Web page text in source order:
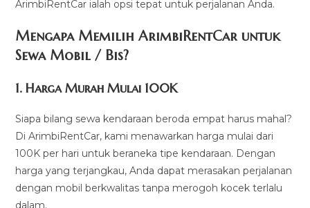
ArimbiRentCar ialah opsi tepat untuk perjalanan Anda.
Mengapa Memilih ArimbiRentCar untuk
Sewa Mobil / Bis?
1.Harga Murah Mulai 100K
Siapa bilang sewa kendaraan beroda empat harus mahal?
Di ArimbiRentCar, kami menawarkan harga mulai dari
100K per hari untuk beraneka tipe kendaraan. Dengan
harga yang terjangkau, Anda dapat merasakan perjalanan
dengan mobil berkwalitas tanpa merogoh kocek terlalu
dalam.